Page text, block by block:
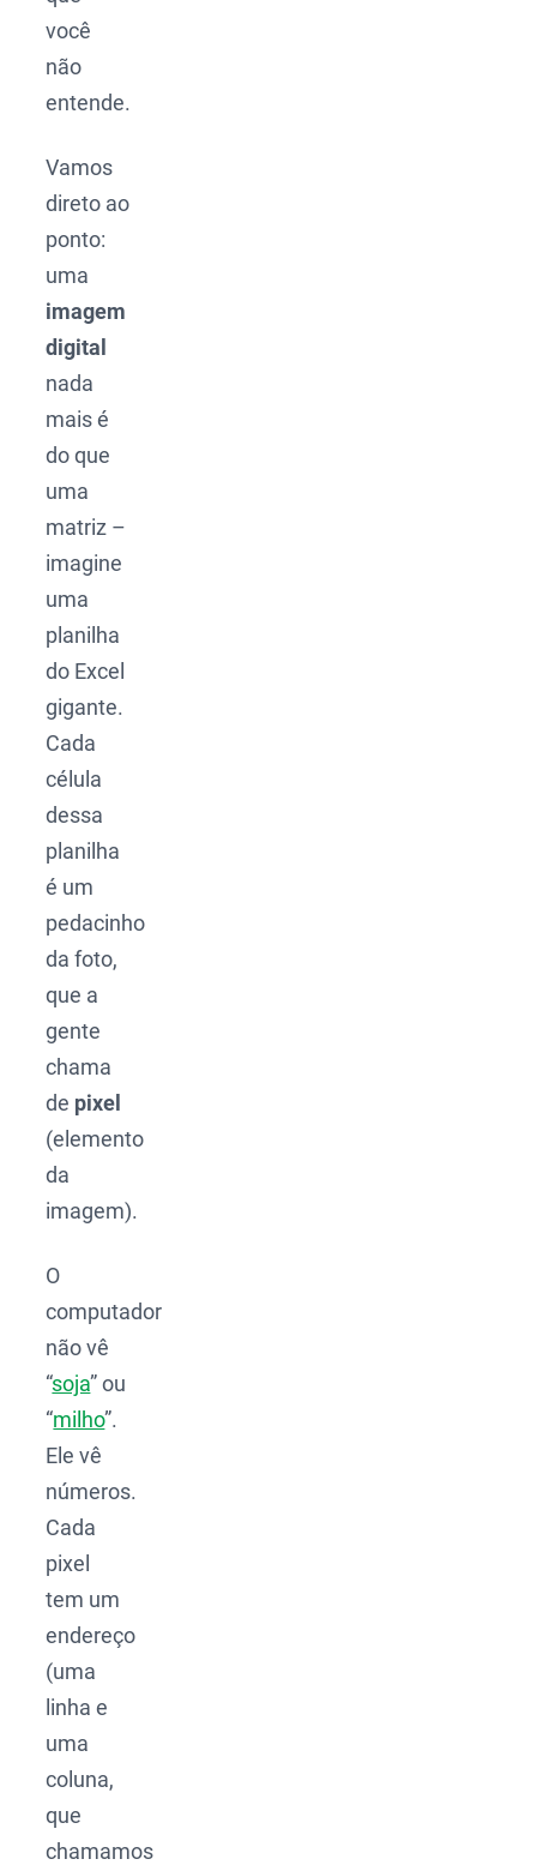
você
não
entende.
Vamos
direto ao
ponto:
uma
imagem
digital
nada
mais é
do que
uma
matriz –
imagine
uma
planilha
do Excel
gigante.
Cada
célula
dessa
planilha
é um
pedacinho
da foto,
que a
gente
chama
de pixel
(elemento
da
imagem).
O
computador
não vê
“soja” ou
“milho”.
Ele vê
números.
Cada
pixel
tem um
endereço
(uma
linha e
uma
coluna,
que
chamamos